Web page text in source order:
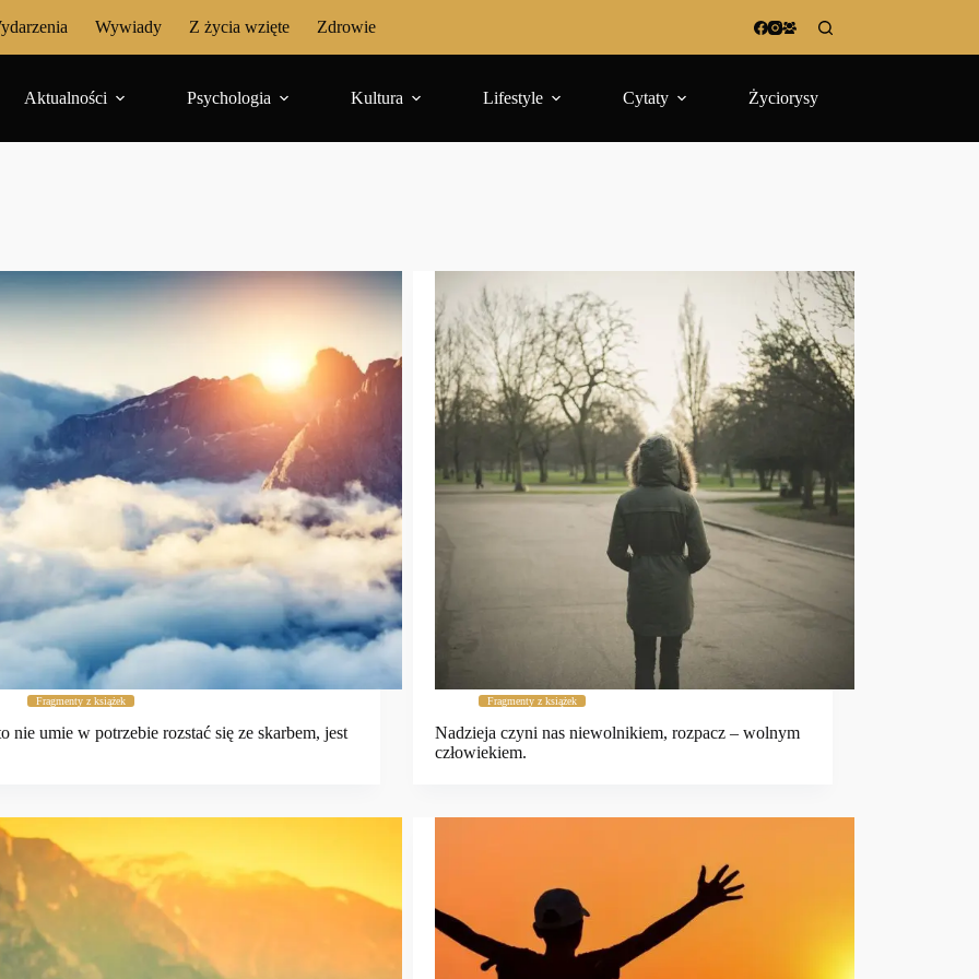
Wywiady Z życia wzięte Zdrowie
Aktualności Psychologia Kultura Lifestyle Cytaty Życiorysy
Fragmenty z książek
nie umie w potrzebie rozstać się ze skarbem, jest
Fragmenty z książek
Nadzieja czyni nas niewolnikiem, rozpacz – wolnym
człowiekiem.